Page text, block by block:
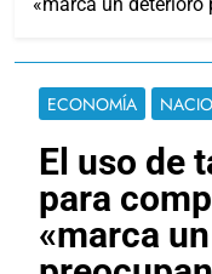
ECONOMÍA
El uso de
para
«marca